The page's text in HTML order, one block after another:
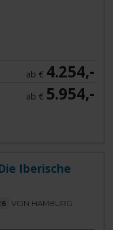
ab € 4.254,-
ab € 5.954,-
Iberische
VON HAMBURG